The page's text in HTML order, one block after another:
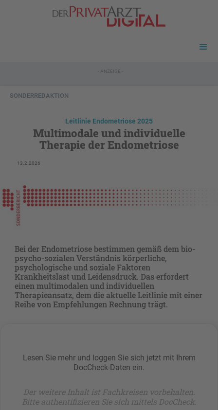
- ANZEIGE -
SONDERREDAKTION
Leitlinie Endometriose 2025
Multimodale und individuelle
Therapie der Endometriose
13.2.2026
Bei der Endometriose bestimmen gemäß dem bio-
psycho-sozialen Verständnis körperliche,
psychologische und soziale Faktoren
Krankheitslast und Leidensdruck. Das erfordert
einen multimodalen und individuellen
Therapieansatz, dem die aktuelle Leitlinie mit einer
Reihe von Empfehlungen Rechnung trägt.
Lesen Sie mehr und loggen Sie sich jetzt mit Ihrem
DocCheck-Daten ein.
Der weitere Inhalt ist Fachkreisen vorbehalten.
Bitte authentifizieren Sie sich mittels DocCheck.